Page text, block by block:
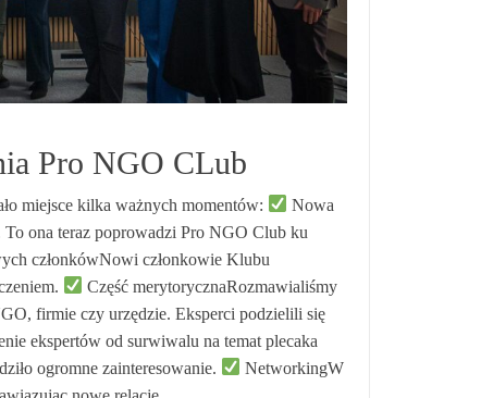
Pro NGO CLub
miejsce kilka ważnych momentów:
Nowa
ona teraz poprowadzi Pro NGO Club ku
członkówNowi członkowie Klubu
Część merytorycznaRozmawialiśmy
firmie czy urzędzie. Eksperci podzielili się
ekspertów od surwiwalu na temat plecaka
ogromne zainteresowanie.
NetworkingW